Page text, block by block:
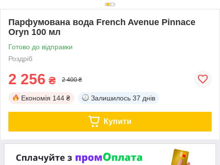
Парфумована вода French Avenue Pinnace
Oryn 100 мл
Готово до відправки
Роздріб
2 256 ₴ 2 400 ₴
Економія 144 ₴ Залишилось 37 днів
Купити